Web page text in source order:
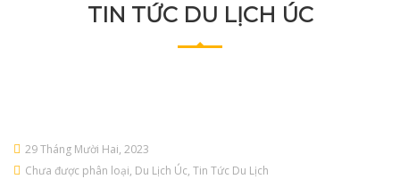
TIN TỨC DU LỊCH ÚC
29 Tháng Mười Hai, 2023
Chưa được phân loại, Du Lịch Úc, Tin Tức Du Lịch